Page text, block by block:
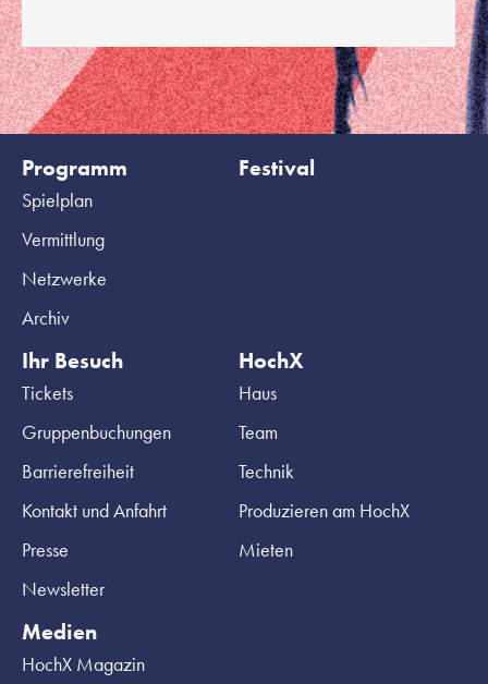
Programm
Spielplan
Vermittlung
Netzwerke
Archiv
Festival
Ihr Besuch
Tickets
Gruppenbuchungen
Barrierefreiheit
Kontakt und Anfahrt
Presse
Newsletter
HochX
Haus
Team
Technik
Produzieren am HochX
Mieten
Medien
HochX Magazin